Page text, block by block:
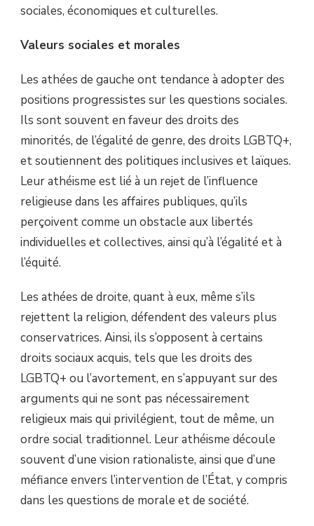
sociales, économiques et culturelles.
Valeurs sociales et morales
Les athées de gauche ont tendance à adopter des
positions progressistes sur les questions sociales.
Ils sont souvent en faveur des droits des
minorités, de l’égalité de genre, des droits LGBTQ+,
et soutiennent des politiques inclusives et laïques.
Leur athéisme est lié à un rejet de l’influence
religieuse dans les affaires publiques, qu’ils
perçoivent comme un obstacle aux libertés
individuelles et collectives, ainsi qu’à l’égalité et à
l’équité.
Les athées de droite, quant à eux, même s’ils
rejettent la religion, défendent des valeurs plus
conservatrices. Ainsi, ils s’opposent à certains
droits sociaux acquis, tels que les droits des
LGBTQ+ ou l’avortement, en s’appuyant sur des
arguments qui ne sont pas nécessairement
religieux mais qui privilégient, tout de même, un
ordre social traditionnel. Leur athéisme découle
souvent d’une vision rationaliste, ainsi que d’une
méfiance envers l’intervention de l’État, y compris
dans les questions de morale et de société.